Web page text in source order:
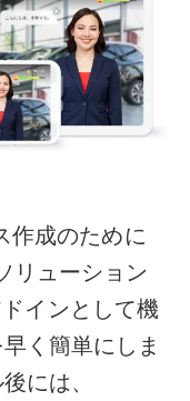
作成のために
リューション
インとして機
く簡単にしま
には、